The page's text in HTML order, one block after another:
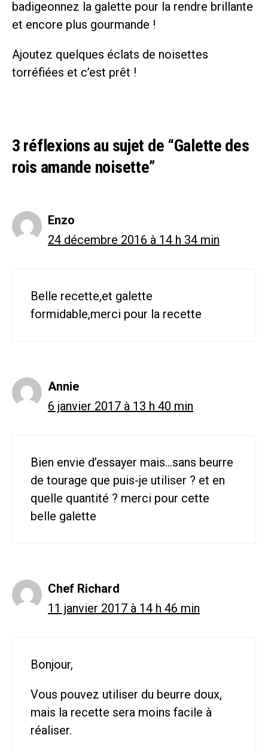
badigeonnez la galette pour la rendre brillante
et encore plus gourmande !
Ajoutez quelques éclats de noisettes
torréfiées et c’est prêt !
3 réflexions au sujet de “Galette des
rois amande noisette”
Enzo
24 décembre 2016 à 14 h 34 min
Belle recette,et galette
formidable,merci pour la recette
Annie
6 janvier 2017 à 13 h 40 min
Bien envie d’essayer mais…sans beurre
de tourage que puis-je utiliser ? et en
quelle quantité ? merci pour cette
belle galette
Chef Richard
11 janvier 2017 à 14 h 46 min
Bonjour,
Vous pouvez utiliser du beurre doux,
mais la recette sera moins facile à
réaliser.